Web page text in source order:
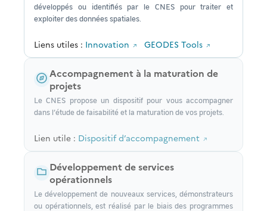
développés ou identifiés par le CNES pour traiter et
exploiter des données spatiales.
Liens utiles : Innovation GEODES Tools
Accompagnement à la maturation de
projets
Le CNES propose un dispositif pour vous accompagner
dans l’étude de faisabilité et la maturation de vos projets.
Lien utile : Dispositif d’accompagnement
Développement de services
opérationnels
Le développement de nouveaux services, démonstrateurs
ou opérationnels, est réalisé par le biais des programmes